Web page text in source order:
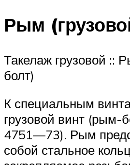
Рым
Такелаж грузовой ::
болт)
К специальным
грузовой винт (рым-
4751—73). Рым
собой стальное